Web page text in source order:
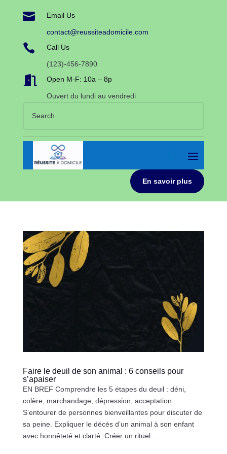
 Email Us
contact@reussiteadomicile.com
 Call Us
(123)-456-7890
 Open M-F: 10a – 8p
Ouvert du lundi au vendredi
En savoir plus
Faire le deuil de son animal : 6 conseils pour
s’apaiser
EN BREF Comprendre les 5 étapes du deuil : déni,
colère, marchandage, dépression, acceptation.
S’entourer de personnes bienveillantes pour discuter de
sa peine. Expliquer le décès d’un animal à son enfant
avec honnêteté et clarté. Créer un rituel...